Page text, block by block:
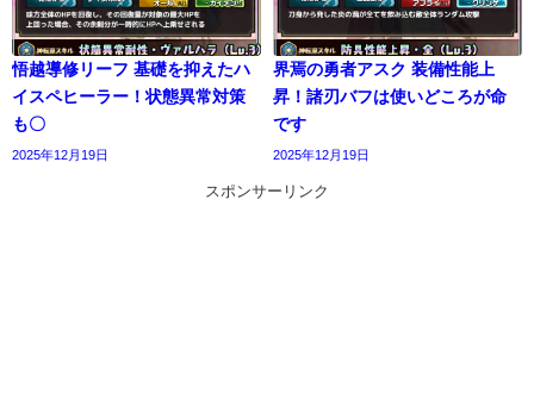
悟越導修リーフ 基礎を抑えたハ
イスペヒーラー！状態異常対策
も〇
2025年12月19日
界焉の勇者アスク 装備性能上
昇！諸刃バフは使いどころが命
です
2025年12月19日
スポンサーリンク